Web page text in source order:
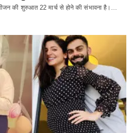
की शुरुआत 22 मार्च से होने की संभावना है।…